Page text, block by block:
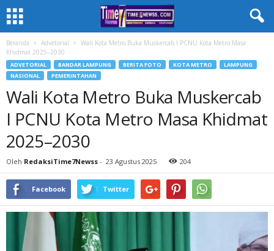
Beranda Advetorial
Wali Kota Metro Buka Muskercab I PCNU Kota Metro Masa
Khidmat 2025–2030
ADVETORIAL BANDAR LAMPUNG BERITA FOTO KOTA METRO
LAMPUNG
NASIONAL
PEMERINTAHAN
Wali Kota Metro Buka Muskercab
I PCNU Kota Metro Masa Khidmat
2025–2030
Oleh RedaksiTime7Newss - 23 Agustus 2025 204
Facebook Twitter